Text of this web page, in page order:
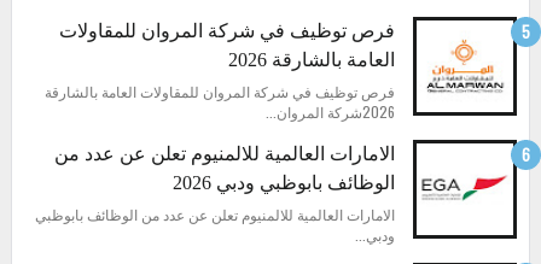
فرص توظيف في شركة المروان للمقاولات
العامة بالشارقة 2026
فرص توظيف في شركة المروان للمقاولات العامة بالشارقة
2026شركة المروان...
الامارات العالمية للالمنيوم تعلن عن عدد من
الوظائف بابوظبي ودبي 2026
الامارات العالمية للالمنيوم تعلن عن عدد من الوظائف بابوظبي
ودبي...